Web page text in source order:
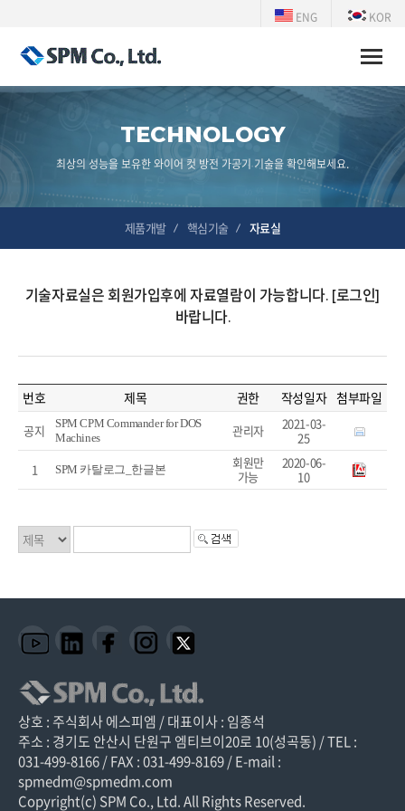
ENG KOR
Toggle
TECHNOLOGY
최상의 성능을 보유한 와이어 컷 방전 가공기 기술을 확인해보세요.
제품개발 핵심기술 자료실
기술자료실은 회원가입후에 자료열람이 가능합니다. [로그인]
바랍니다.
번호 제목 권한 작성일자 첨부파일
공지
SPM CPM Commander for DOS
Machines
관리자
2021-03-
25
1
SPM 카탈로그_한글본
회원만
가능
2020-06-
10
상호 : 주식회사 에스피엠 / 대표이사 : 임종석
주소 : 경기도 안산시 단원구 엠티브이20로 10(성곡동) / TEL :
031-499-8166 / FAX : 031-499-8169 / E-mail :
spmedm@spmedm.com
Copyright(c) SPM Co., Ltd. All Rights Reserved.